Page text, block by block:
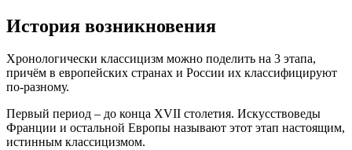
История возникновения
Хронологически классицизм можно поделить на 3 этапа,
причём в европейских странах и России их классифицируют
по-разному.
Первый период – до конца XVII столетия. Искусствоведы
Франции и остальной Европы называют этот этап настоящим,
истинным классицизмом.